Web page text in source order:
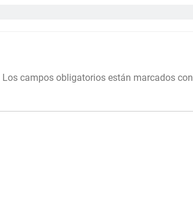
Los campos obligatorios están marcados con